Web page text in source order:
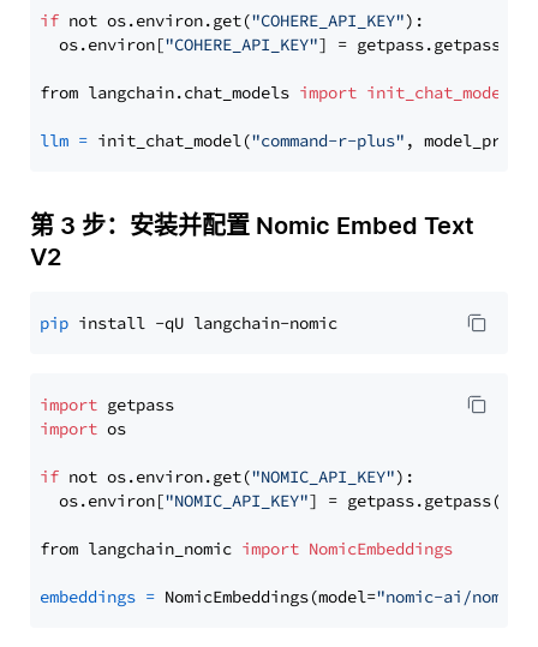
if not os.environ.get("COHERE_API_KEY"):
  os.environ[
"COHERE_API_KEY"] = getpass.getpass(
from langchain.chat_models import init_chat_model
llm = init_chat_model("command-r-plus" ,
第 3 步：安装并配置 Nomic Embed Text
V2
pip
import
import os
if not os.environ.get("NOMIC_API_KEY"):
  os.environ[
"NOMIC_API_KEY"] = getpass.getpass(
from langchain_nomic import NomicEmbeddings
embeddings = NomicEmbeddings(model="nomic-ai/nomic-